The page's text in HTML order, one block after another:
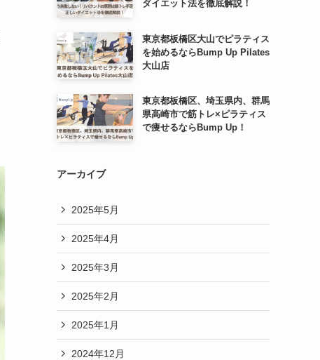
ダイエット法を徹底解説！
東京都板橋区大山でピラティス
を始めるならBump Up Pilates
大山店
東京都板橋区、埼玉県内、群馬
県高崎市で筋トレ×ピラティス
で痩せるならBump Up！
アーカイブ
2025年5月
2025年4月
2025年3月
2025年2月
2025年1月
2024年12月